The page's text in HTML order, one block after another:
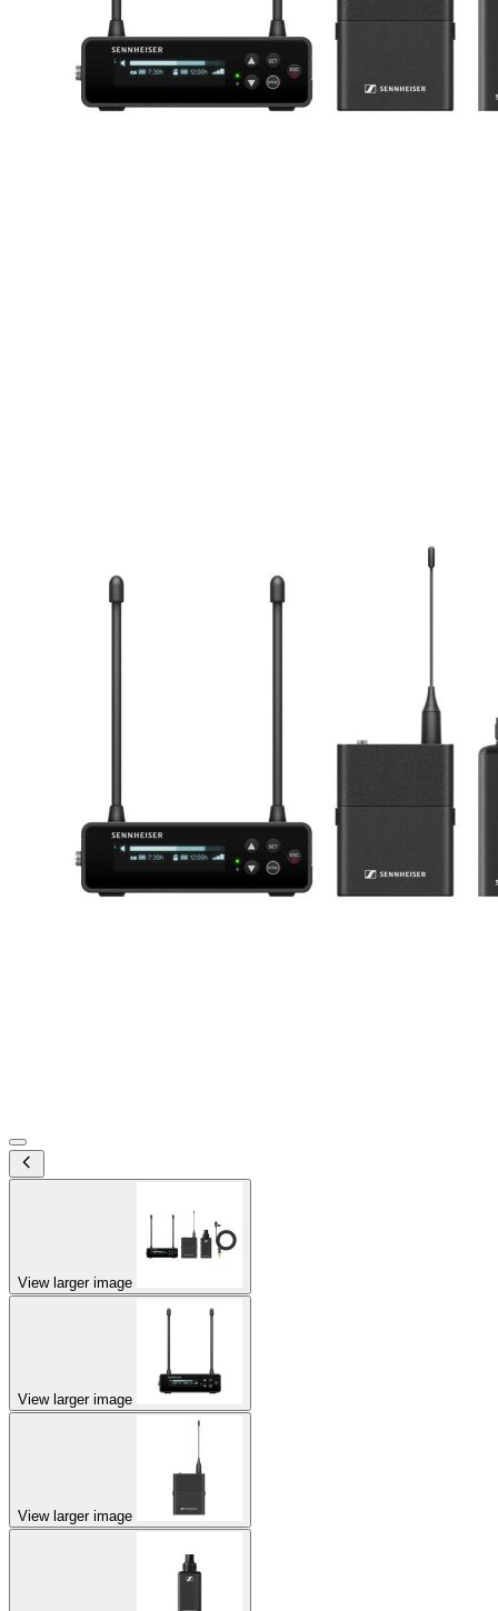
View larger image
View larger image
View larger image